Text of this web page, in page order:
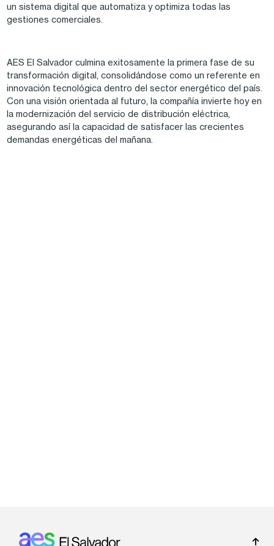
un sistema digital que automatiza y optimiza todas las
gestiones comerciales.
AES El Salvador culmina exitosamente la primera fase de su
transformación digital, consolidándose como un referente en
innovación tecnológica dentro del sector energético del país.
Con una visión orientada al futuro, la compañía invierte hoy en
la modernización del servicio de distribución eléctrica,
asegurando así la capacidad de satisfacer las crecientes
demandas energéticas del mañana.